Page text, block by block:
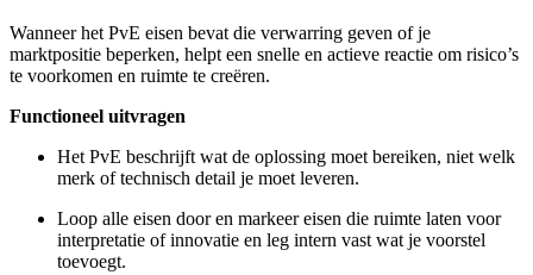
Wanneer het PvE eisen bevat die verwarring geven of je
marktpositie beperken, helpt een snelle en actieve reactie om risico’s
te voorkomen en ruimte te creëren.
Functioneel uitvragen
Het PvE beschrijft wat de oplossing moet bereiken, niet welk
merk of technisch detail je moet leveren.
Loop alle eisen door en markeer eisen die ruimte laten voor
interpretatie of innovatie en leg intern vast wat je voorstel
toevoegt.